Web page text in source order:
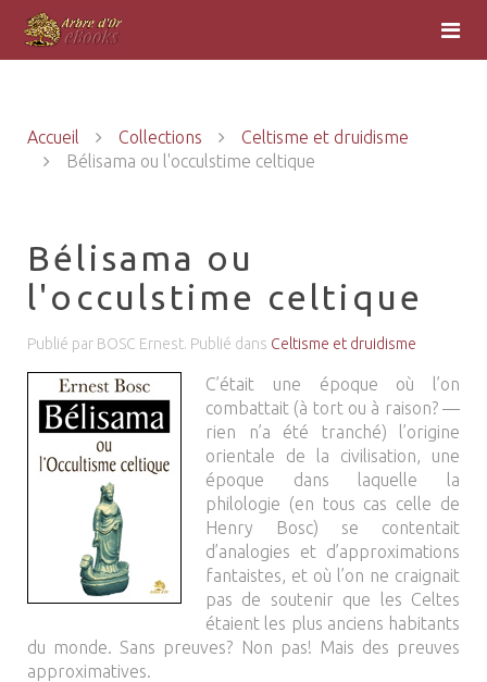
Accueil Collections
Celtisme et druidisme
Bélisama ou l'occulstime celtique
Bélisama ou
l'occulstime celtique
Publié par BOSC Ernest. Publié dans Celtisme et druidisme
C’était une époque où l’on
combattait (à tort ou à raison? —
rien n’a été tranché) l’origine
orientale de la civilisation, une
époque dans laquelle la
philologie (en tous cas celle de
Henry Bosc) se contentait
d’analogies et d’approximations
fantaistes, et où l’on ne craignait
pas de soutenir que les Celtes
étaient les plus anciens habitants
du monde. Sans preuves? Non pas! Mais des preuves
approximatives.